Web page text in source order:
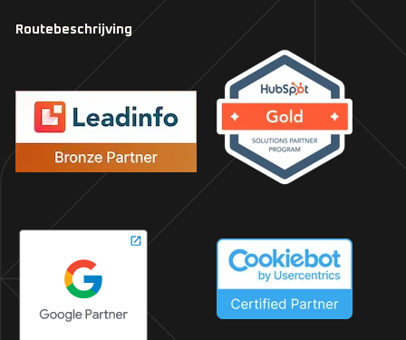
Routebeschrijving